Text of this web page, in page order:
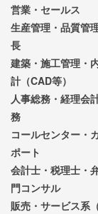
営業・セールス
生産管理・品質管
長
建築・施工管理・
計（CAD等）
人事総務・経理会
務
コールセンター・
ポート
会計士・税理士・
門コンサル
販売・サービス系